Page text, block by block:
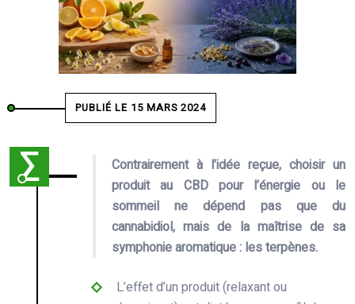
PUBLIÉ LE 15 MARS 2024
Contrairement à l’idée reçue, choisir un
produit au CBD pour l’énergie ou le
sommeil ne dépend pas que du
cannabidiol, mais de la maîtrise de sa
symphonie aromatique : les terpènes.
L’effet d’un produit (relaxant ou